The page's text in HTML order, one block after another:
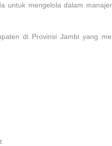
untuk mengelola dalam
di Provinsi Jambi yang